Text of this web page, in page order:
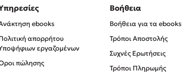
ebooks
απορρήτου
εργαζομένων
πώλησης
Βοήθεια
Βοήθεια για τα ebooks
Τρόποι Αποστολής
Συχνές Ερωτήσεις
Τρόποι Πληρωμής